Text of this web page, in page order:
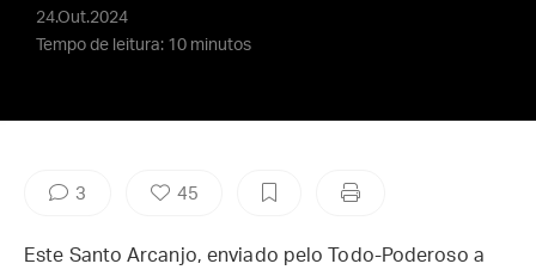
24.Out.2024
Tempo de leitura: 10 minutos
3 45
Este Santo Arcanjo, enviado pelo Todo-Poderoso a